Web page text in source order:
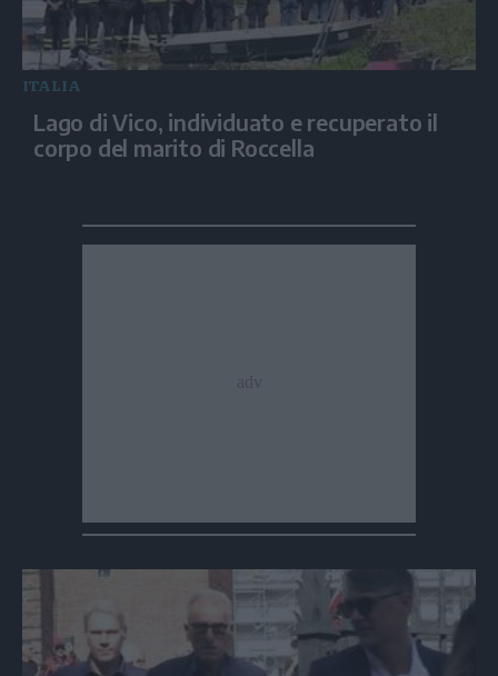
ITALIA
Lago di Vico, individuato e recuperato il
corpo del marito di Roccella